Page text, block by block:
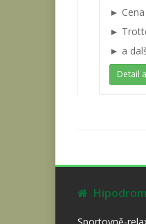
► Cena
►
► a
Detail